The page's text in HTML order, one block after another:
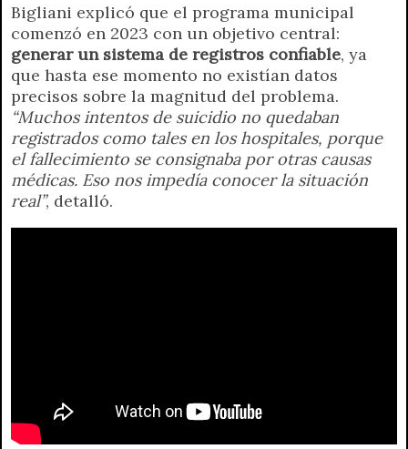
Bigliani explicó que el programa municipal
comenzó en 2023 con un objetivo central:
generar un sistema de registros confiable, ya
que hasta ese momento no existían datos
precisos sobre la magnitud del problema.
“Muchos intentos de suicidio no quedaban
registrados como tales en los hospitales, porque
el fallecimiento se consignaba por otras causas
médicas. Eso nos impedía conocer la situación
real”, detalló.